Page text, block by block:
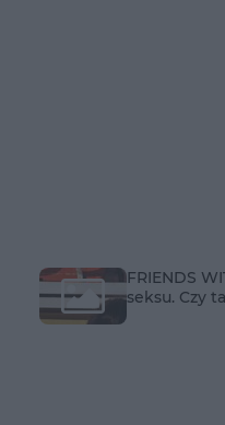
FRIENDS
seksu. Czy